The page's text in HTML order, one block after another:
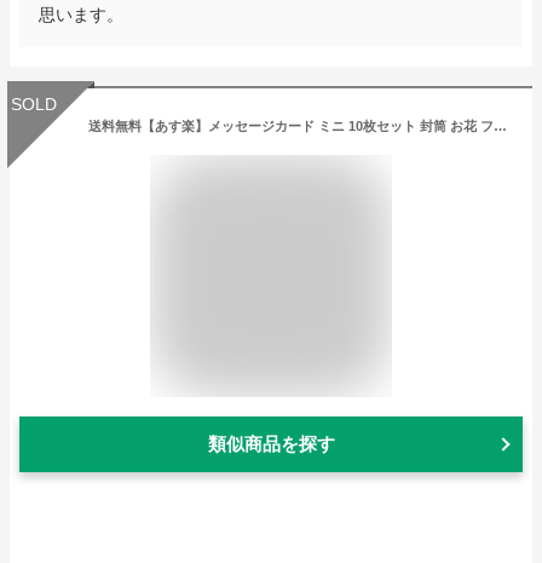
思います。
SOLD
送料無料【あす楽】メッセージカード ミニ 10枚セット 封筒 お花 フラワー【 エスコート ミニカード メッセージ カード お手紙 ミニ グリーティングカード お礼 席札 結婚式 誕生日 レター ウェディングカード 贈り物 サンクスカード かわいい おしゃれ 9016 】
類似商品を探す